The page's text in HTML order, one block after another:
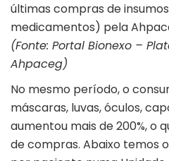
últimas compras de
medicamentos) pela
(Fonte: Portal Bionexo –
Ahpaceg)
No mesmo período, o
máscaras, luvas, óculos,
aumentou mais de 200%, o
de compras. Abaixo temos